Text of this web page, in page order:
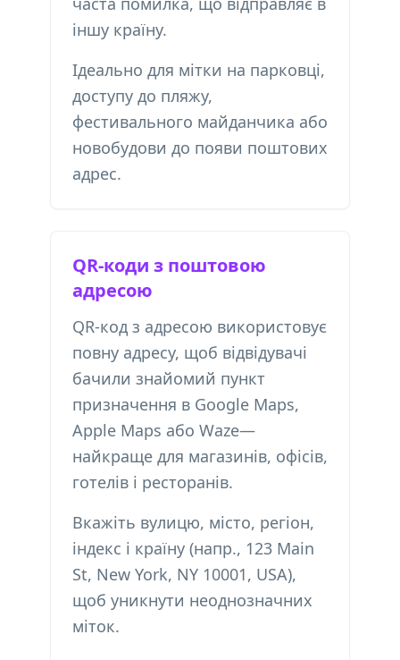
іншу країну.
Ідеально для мітки на парковці,
доступу до пляжу,
фестивального майданчика або
новобудови до появи поштових
адрес.
QR-коди з поштовою
адресою
QR-код з адресою використовує
повну адресу, щоб відвідувачі
бачили знайомий пункт
призначення в Google Maps,
Apple Maps або Waze—
найкраще для магазинів, офісів,
готелів і ресторанів.
Вкажіть вулицю, місто, регіон,
індекс і країну (напр., 123 Main
St, New York, NY 10001, USA),
щоб уникнути неоднозначних
міток.